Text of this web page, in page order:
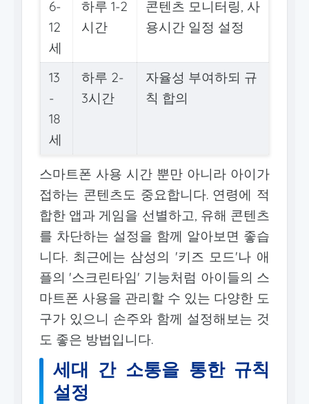
6-
12
세
하루 1-2
시간
콘텐츠 모니터링, 사
용시간 일정 설정
13
-
18
세
하루 2-
3시간
자율성 부여하되 규
칙 합의
스마트폰 사용 시간 뿐만 아니라 아이가
접하는 콘텐츠도 중요합니다. 연령에 적
합한 앱과 게임을 선별하고, 유해 콘텐츠
를 차단하는 설정을 함께 알아보면 좋습
니다. 최근에는 삼성의 '키즈 모드'나 애
플의 '스크린타임' 기능처럼 아이들의 스
마트폰 사용을 관리할 수 있는 다양한 도
구가 있으니 손주와 함께 설정해보는 것
도 좋은 방법입니다.
세대 간 소통을 통한 규칙
설정